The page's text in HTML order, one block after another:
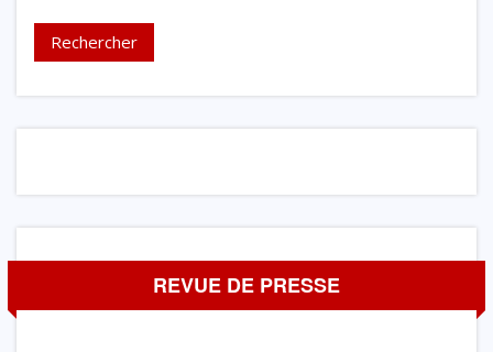
REVUE DE PRESSE